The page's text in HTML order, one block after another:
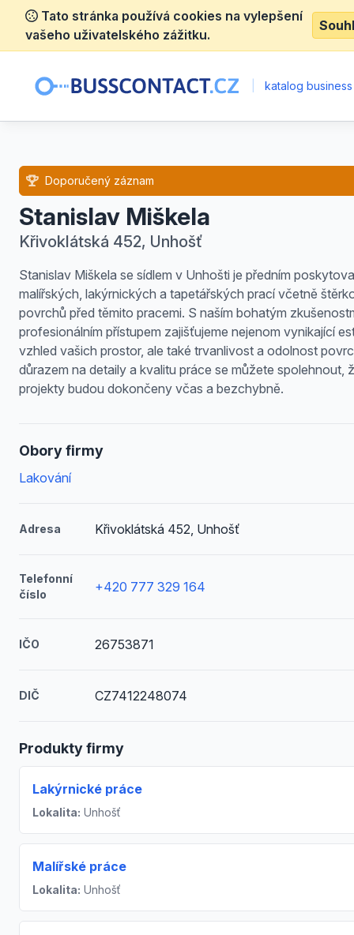
Tato stránka používá cookies na vylepšení
vašeho uživatelského zážitku.
katalog
Stanislav Miškela
Křivoklátská 452, Unhošť
Doporučený záznam
Stanislav Miškela se sídlem v Unhošti je předním
malířských, lakýrnických a tapetářských prací včetně
povrchů před těmito pracemi. S naším bohatým
profesionálním přístupem zajišťujeme nejenom vynikající
vzhled vašich prostor, ale také trvanlivost a odolnost
důrazem na detaily a kvalitu práce se můžete spolehnout,
projekty budou dokončeny včas a bezchybně.
Obory firmy
Lakování
Adresa Křivoklátská 452, Unhošť
Telefonní
číslo
+420 777 329 164
IČO 26753871
DIČ CZ7412248074
Produkty firmy
Lakýrnické práce
Lokalita: Unhošť
Malířské práce
Lokalita: Unhošť